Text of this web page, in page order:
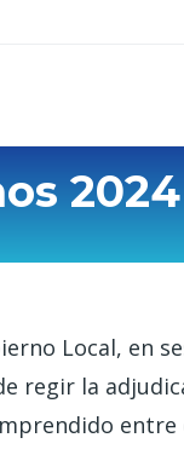
Local, en
regir la
entre